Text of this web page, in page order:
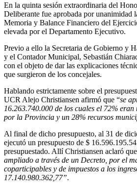
En la quinta sesión extraordinaria del
Deliberante fue aprobada por unanimidad
Memoria y Balance Financiero del
elevada por el Departamento Ejecutivo.
Previo a ello la Secretaria de Gobierno y
y el Contador Municipal, Sebastián
con el objeto de dar las explicaciones
que surgieron de los concejales.
Hablando estrictamente sobre el
UCR Alejo Christiansen afirmó que “se
16.263.740.000 de los cuales el 72%
por la Provincia y un 28% recursos
Al final de dicho presupuesto, al 31 de
ejecutó un presupuesto de $
presupuestado. Allí Christiansen aclaró
ampliado a través de un Decreto, por el
coparticipables y de impuestos a los
17.140.980.362,77”.